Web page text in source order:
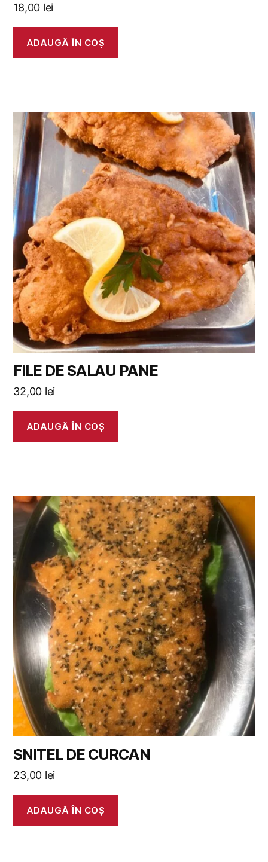
18,00 lei
ADAUGĂ ÎN COȘ
FILE DE SALAU PANE
32,00 lei
ADAUGĂ ÎN COȘ
SNITEL DE CURCAN
23,00 lei
ADAUGĂ ÎN COȘ